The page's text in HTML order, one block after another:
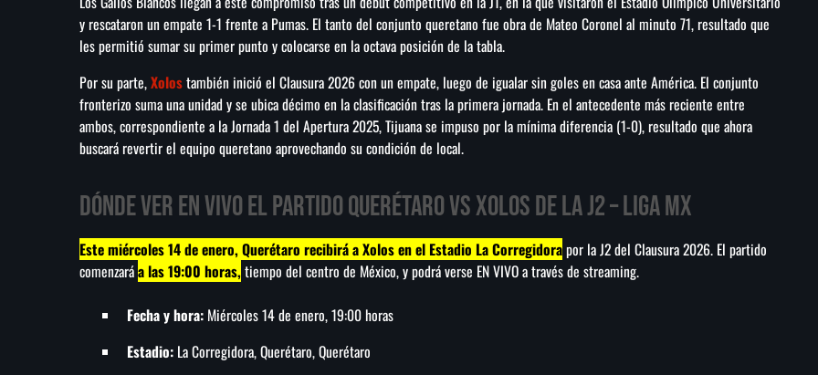
y rescataron un empate 1-1 frente a Pumas. El tanto del conjunto queretano fue obra de Mateo Coronel al minuto 71, resultado que
les permitió sumar su primer punto y colocarse en la octava posición de la tabla.
Por su parte,Xolostambién inició el Clausura 2026 con un empate, luego de igualar sin goles en casa ante América. El conjunto
fronterizo suma una unidad y se ubica décimo en la clasificación tras la primera jornada. En el antecedente más reciente entre
ambos, correspondiente a la Jornada 1 del Apertura 2025, Tijuana se impuso por la mínima diferencia (1-0), resultado que ahora
buscará revertir el equipo queretano aprovechando su condición de local.
Dónde ver EN VIVO el partido Querétaro vs Xolos de la J2 – Liga MX
Este miércoles 14 de enero, Querétaro recibirá a Xolos en el Estadio La Corregidorapor la J2 del Clausura 2026. El partido
comenzaráa las 19:00 horas,tiempo del centro de México, y podrá verse EN VIVO a través de streaming.
Fecha y hora: Miércoles 14 de enero, 19:00 horas
Estadio: La Corregidora, Querétaro, Querétaro